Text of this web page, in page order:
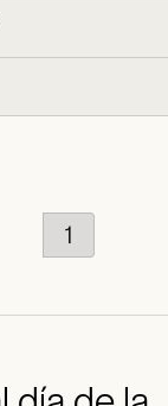
1